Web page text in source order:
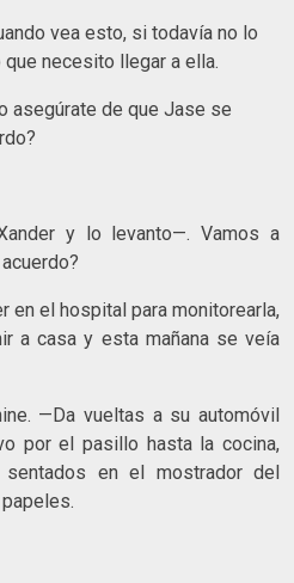
vea esto, si todavía no lo
necesito llegar a ella.
asegúrate de que Jase se
y lo levanto—. Vamos a
en el hospital para monitorearla,
a casa y esta mañana se veía
—Da vueltas a su automóvil
por el pasillo hasta la cocina,
en el mostrador del